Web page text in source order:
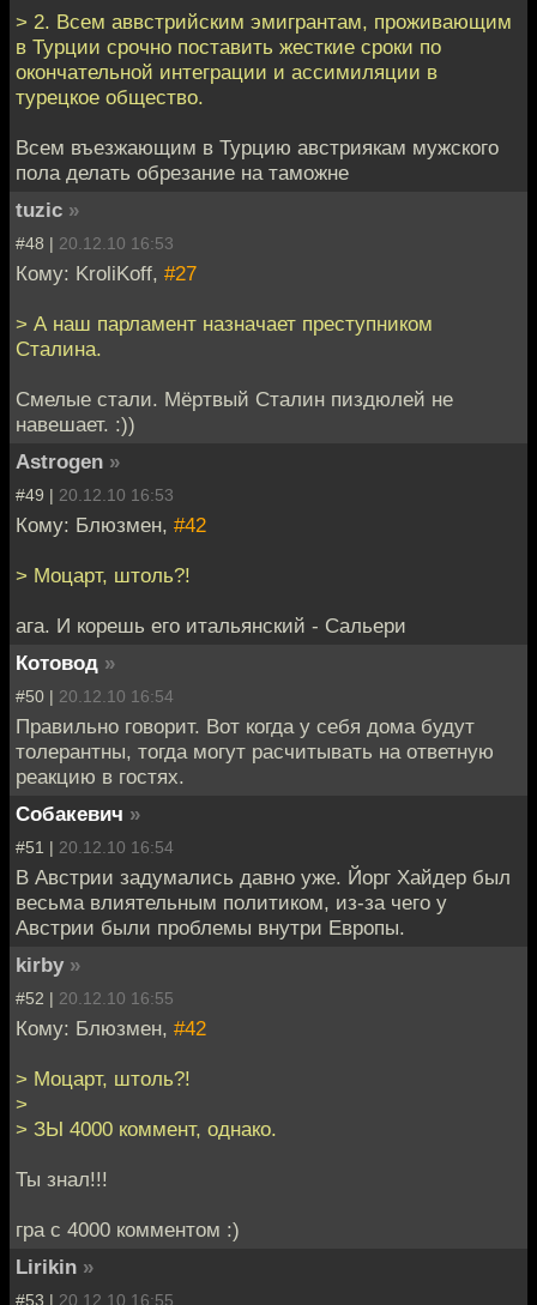
> 2. Всем аввстрийским эмигрантам, проживающим
в Турции срочно поставить жесткие сроки по
окончательной интеграции и ассимиляции в
турецкое общество.
Всем въезжающим в Турцию австриякам мужского
пола делать обрезание на таможне
tuzic »
#48 | 20.12.10 16:53
Кому: KroliKoff, #27
> А наш парламент назначает преступником
Сталина.
Смелые стали. Мёртвый Сталин пиздюлей не
навешает. :))
Astrogen »
#49 | 20.12.10 16:53
Кому: Блюзмен, #42
> Моцарт, штоль?!
ага. И корешь его итальянский - Сальери
Котовод »
#50 | 20.12.10 16:54
Правильно говорит. Вот когда у себя дома будут
толерантны, тогда могут расчитывать на ответную
реакцию в гостях.
Собакевич »
#51 | 20.12.10 16:54
В Австрии задумались давно уже. Йорг Хайдер был
весьма влиятельным политиком, из-за чего у
Австрии были проблемы внутри Европы.
kirby »
#52 | 20.12.10 16:55
Кому: Блюзмен, #42
> Моцарт, штоль?!
>
> ЗЫ 4000 коммент, однако.
Ты знал!!!
гра с 4000 комментом :)
Lirikin »
#53 | 20.12.10 16:55